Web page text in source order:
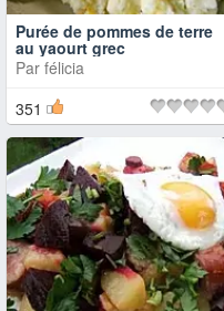
Purée de pommes de terre
au yaourt grec
Par félicia
351